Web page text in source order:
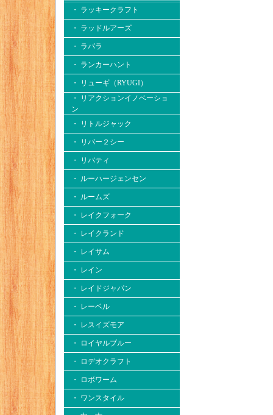
・ ラッキークラフト
・ ラッドルアーズ
・ ラパラ
・ ランカーハント
・ リューギ（RYUGI）
・ リアクションイノベーショ
ン
・ リトルジャック
・ リバー２シー
・ リバティ
・ ルーハージェンセン
・ ルームズ
・ レイクフォーク
・ レイクランド
・ レイサム
・ レイン
・ レイドジャパン
・ レーベル
・ レスイズモア
・ ロイヤルブルー
・ ロデオクラフト
・ ロボワーム
・ ワンスタイル